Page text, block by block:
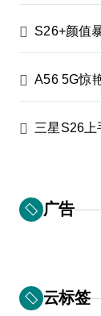
S26+颜值
A56 5G惊
三星S26上
广告
云标签